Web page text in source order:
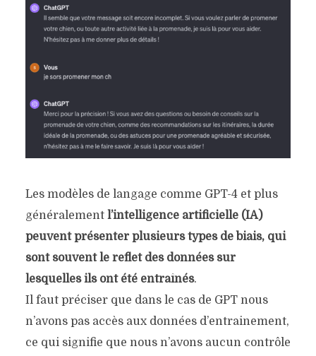
Les modèles de langage comme GPT-4 et plus
généralement l’intelligence artificielle (IA)
peuvent présenter plusieurs types de biais, qui
sont souvent le reflet des données sur
lesquelles ils ont été entraînés.
Il faut préciser que dans le cas de GPT nous
n’avons pas accès aux données d’entrainement,
ce qui signifie que nous n’avons aucun contrôle